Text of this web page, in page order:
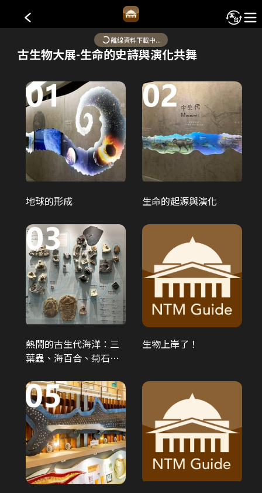
國立臺灣博物館-古生物館
古生物館落成於1933（昭和8）年，前身為日本勸業銀
*本系統部分內容採AI轉譯。若發現內容有誤或需要改進之處，
歡迎透過「建議事項」功能回報，協助我們持續優化服務品
質。
古生物大展-生命的史詩與...
古生物大展-生命的史詩與演化共舞
地球的形成 生命的起源與演化
熱鬧的古生代海洋：三
葉蟲、海百合、菊石、
生物上岸了！
古蹟探秘-勸業銀行舊廈古...
土地銀行行史
離線資料下載中...